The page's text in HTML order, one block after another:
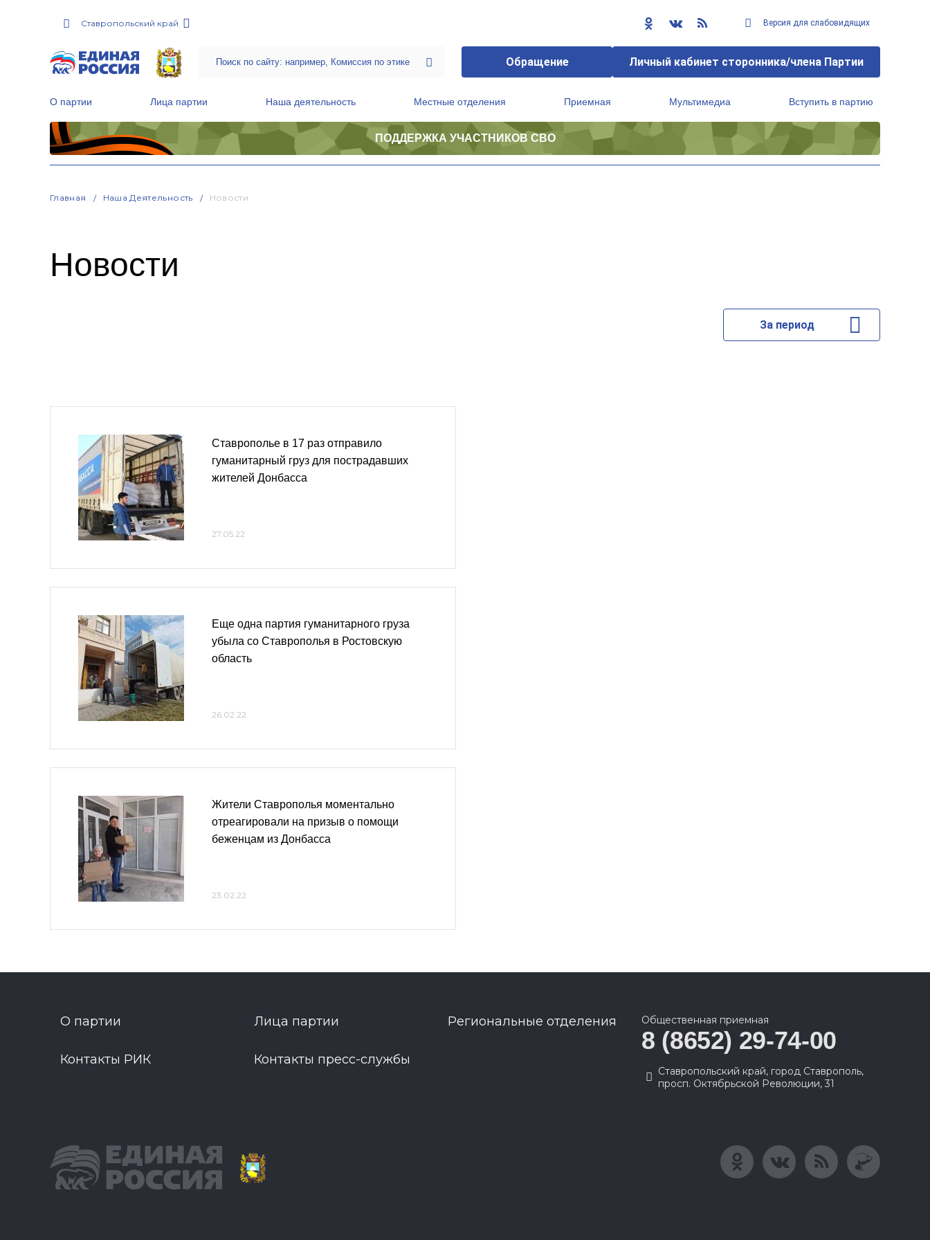
Ставропольский край Версия для слабовидящих
Обращение Личный кабинет сторонника/члена Партии
О партии Лица партии Наша деятельность Местные отделения Приемная Мультимедиа Вступить в партию
ПОДДЕРЖКА УЧАСТНИКОВ СВО
Главная Наша Деятельность Новости
Новости
За период
Ставрополье в 17 раз отправило
гуманитарный груз для пострадавших
жителей Донбасса
27.05.22
Еще одна партия гуманитарного груза
убыла со Ставрополья в Ростовскую
область
26.02.22
Жители Ставрополья моментально
отреагировали на призыв о помощи
беженцам из Донбасса
23.02.22
О партии Лица партии Региональные отделения
Контакты РИК Контакты пресс-службы
Общественная приемная
8 (8652) 29-74-00
Ставропольский край, город Ставрополь,
просп. Октябрьской Революции, 31